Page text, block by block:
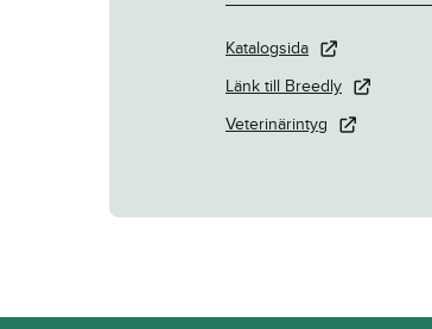
Katalogsida
Länk till Breedly
Veterinärintyg